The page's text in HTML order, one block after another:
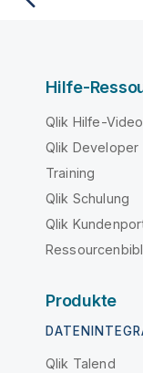
Hilfe-
Qlik Hilfe-
Qlik Developer
Training
Qlik Schulung
Qlik
Produkte
Qlik Talend